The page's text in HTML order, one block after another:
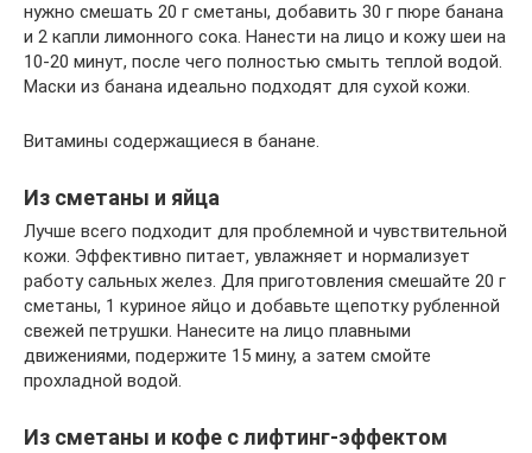
нужно смешать 20 г сметаны, добавить 30 г пюре банана
и 2 капли лимонного сока. Нанести на лицо и кожу шеи на
10-20 минут, после чего полностью смыть теплой водой.
Маски из банана идеально подходят для сухой кожи.
Витамины содержащиеся в банане.
Из сметаны и яйца
Лучше всего подходит для проблемной и чувствительной
кожи. Эффективно питает, увлажняет и нормализует
работу сальных желез. Для приготовления смешайте 20 г
сметаны, 1 куриное яйцо и добавьте щепотку рубленной
свежей петрушки. Нанесите на лицо плавными
движениями, подержите 15 мину, а затем смойте
прохладной водой.
Из сметаны и кофе с лифтинг-эффектом